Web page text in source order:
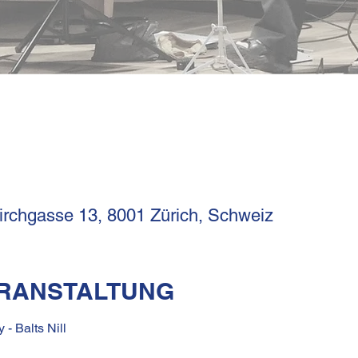
13, 8001 Zürich, Schweiz
- Balts Nill